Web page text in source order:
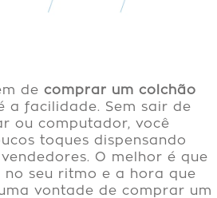
de comprar um colchão
a facilidade. Sem sair de
ou computador, você
toques dispensando
O melhor é que
seu ritmo e a hora que
vontade de comprar um